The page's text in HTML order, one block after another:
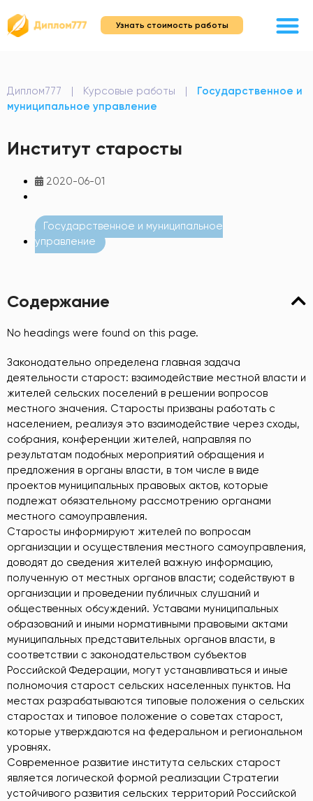
Узнать стоимость работы
Диплом777 | Курсовые работы |
Государственное и
муниципальное управление
Институт старосты
2020-06-01
Государственное и муниципальное
управление
Содержание
No headings were found on this page.
Законодательно определена главная задача
деятельности старост: взаимодействие местной власти и
жителей сельских поселений в решении вопросов
местного значения. Старосты призваны работать с
населением, реализуя это взаимодействие через сходы,
собрания, конференции жителей, направляя по
результатам подобных мероприятий обращения и
предложения в органы власти, в том числе в виде
проектов муниципальных правовых актов, которые
подлежат обязательному рассмотрению органами
местного самоуправления.
Старосты информируют жителей по вопросам
организации и осуществления местного самоуправления,
доводят до сведения жителей важную информацию,
полученную от местных органов власти; содействуют в
организации и проведении публичных слушаний и
общественных обсуждений. Уставами муниципальных
образований и иными нормативными правовыми актами
муниципальных представительных органов власти, в
соответствии с законодательством субъектов
Российской Федерации, могут устанавливаться и иные
полномочия старост сельских населенных пунктов. На
местах разрабатываются типовые положения о сельских
старостах и типовое положение о советах старост,
которые утверждаются на федеральном и региональном
уровнях.
Современное развитие института сельских старост
является логической формой реализации Стратегии
устойчивого развития сельских территорий Российской